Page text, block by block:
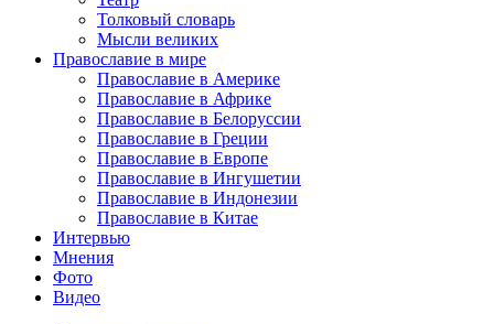
Толковый словарь
Мысли великих
Православие в мире
Православие в Америке
Православие в Африке
Православие в Белоруссии
Православие в Греции
Православие в Европе
Православие в Ингушетии
Православие в Индонезии
Православие в Китае
Интервью
Мнения
Фото
Видео